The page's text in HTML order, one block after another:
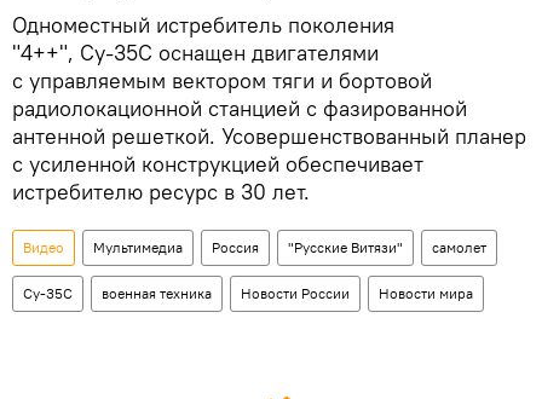
Одноместный истребитель поколения
"4++", Су-35С оснащен двигателями
с управляемым вектором тяги и бортовой
радиолокационной станцией с фазированной
антенной решеткой. Усовершенствованный планер
с усиленной конструкцией обеспечивает
истребителю ресурс в 30 лет.
Видео Мультимедиа Россия "Русские Витязи" самолет
Су-35С военная техника Новости России Новости мира